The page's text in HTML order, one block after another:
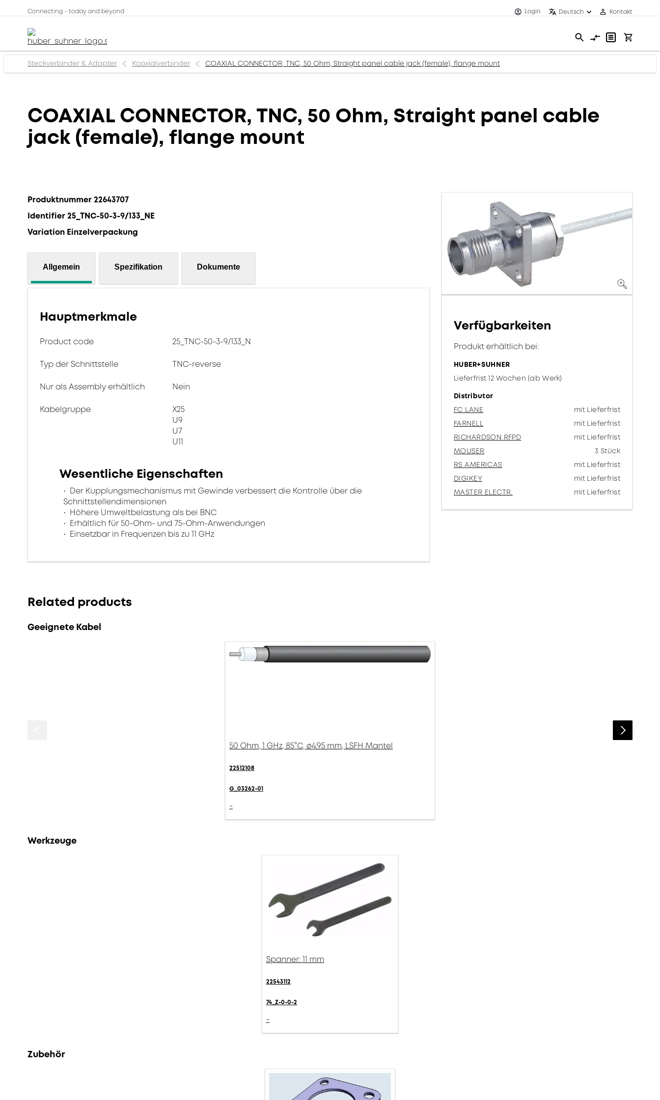
Connecting - today and beyond Login Deutsch Kontakt
Steckverbinder & Adapter Koaxialverbinder COAXIAL CONNECTOR, TNC, 50 Ohm, Straight panel cable jack (female), flange mount
COAXIAL CONNECTOR, TNC, 50 Ohm, Straight panel cable
jack (female), flange mount
Produktnummer 22643707
Identifier 25_TNC-50-3-9/133_NE
Variation Einzelverpackung
Allgemein Spezifikation Dokumente
Hauptmerkmale
Product code 25_TNC-50-3-9/133_N
Typ der Schnittstelle TNC-reverse
Nur als Assembly erhältlich Nein
Kabelgruppe
X25
U9
U7
U11
Wesentliche Eigenschaften
Der Kupplungsmechanismus mit Gewinde verbessert die Kontrolle über die
Schnittstellendimensionen
Höhere Umweltbelastung als bei BNC
Erhältlich für 50-Ohm- und 75-Ohm-Anwendungen
Einsetzbar in Frequenzen bis zu 11 GHz
Verfügbarkeiten
Produkt erhältlich bei:
HUBER+SUHNER
Lieferfrist 12 Wochen (ab Werk)
Distributor
FC LANE
mit Lieferfrist
FARNELL
mit Lieferfrist
RICHARDSON RFPD
mit Lieferfrist
MOUSER
3 Stück
RS AMERICAS
mit Lieferfrist
DIGIKEY
mit Lieferfrist
MASTER ELECTR.
mit Lieferfrist
Related products
Geeignete Kabel
50 Ohm, 1 GHz, 85°C, ø4.95 mm, LSFH Mantel
22512108
G_03262-01
-
Werkzeuge
Spanner: 11 mm
22543112
74_Z-0-0-2
-
Zubehör